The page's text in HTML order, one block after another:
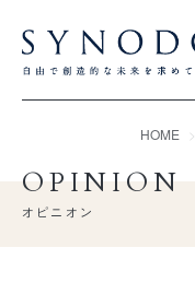
HOME
OPINION
オピニオン